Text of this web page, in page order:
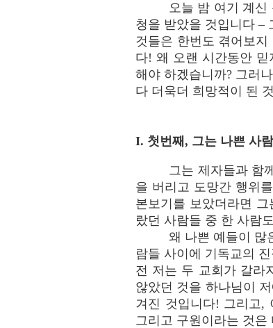
오늘 밤 여기 계신
청을 받았을 것입니다 –
것들은 한번도 겪어보
다! 왜 오랜 시간동안
해야 하겠습니까? 그러
다 더욱더 희망적이 된
I. 첫번째, 그는 나쁜 사
그는 제자들과 함
을 버리고 도망간 행위
본보기를 보았더라면
랐던 사람들 중 한 사람
왜 나쁜 예들이 많
람들 사이에 기독교의
전 저는 두 교회가 갈라
않았던 것을 하나님이
겨진 것입니다! 그리고,
그리고 구원이라는 것